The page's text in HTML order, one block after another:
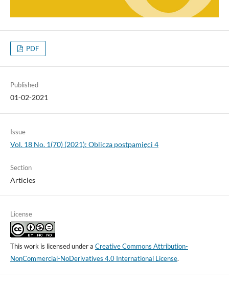
PDF
Published
01-02-2021
Issue
Vol. 18 No. 1(70) (2021): Oblicza postpamięci 4
Section
Articles
License
This work is licensed under a Creative Commons Attribution-
NonCommercial-NoDerivatives 4.0 International License.